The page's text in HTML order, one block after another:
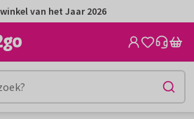
van het Jaar 2026